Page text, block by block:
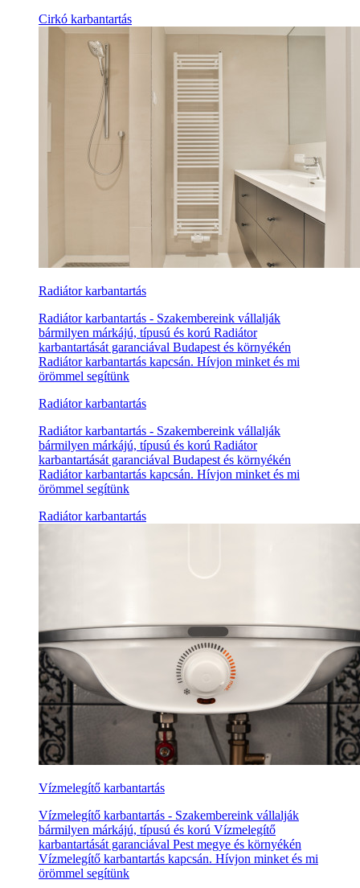
Cirkó karbantartás
Radiátor karbantartás
Radiátor karbantartás - Szakembereink vállalják
bármilyen márkájú, típusú és korú Radiátor
karbantartását garanciával Budapest és környékén
Radiátor karbantartás kapcsán. Hívjon minket és mi
örömmel segítünk
Radiátor karbantartás
Radiátor karbantartás - Szakembereink vállalják
bármilyen márkájú, típusú és korú Radiátor
karbantartását garanciával Budapest és környékén
Radiátor karbantartás kapcsán. Hívjon minket és mi
örömmel segítünk
Radiátor karbantartás
Vízmelegítő karbantartás
Vízmelegítő karbantartás - Szakembereink vállalják
bármilyen márkájú, típusú és korú Vízmelegítő
karbantartását garanciával Pest megye és környékén
Vízmelegítő karbantartás kapcsán. Hívjon minket és mi
örömmel segítünk